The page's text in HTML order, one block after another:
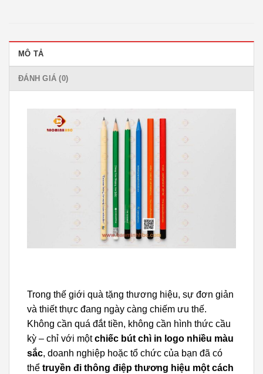
MÔ TẢ
ĐÁNH GIÁ (0)
Trong thế giới quà tặng thương hiệu, sự đơn giản
và thiết thực đang ngày càng chiếm ưu thế.
Không cần quá đắt tiền, không cần hình thức cầu
kỳ – chỉ với mộtchiếc bút chì in logo nhiều màu
sắc, doanh nghiệp hoặc tổ chức của bạn đã có
thể truyền đi thông điệp thương hiệu một cách